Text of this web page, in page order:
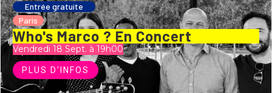
Entrée gratuite
Paris
Who's Marco ? En Concert
Vendredi 18 Sept. à 19h00
PLUS D'INFOS